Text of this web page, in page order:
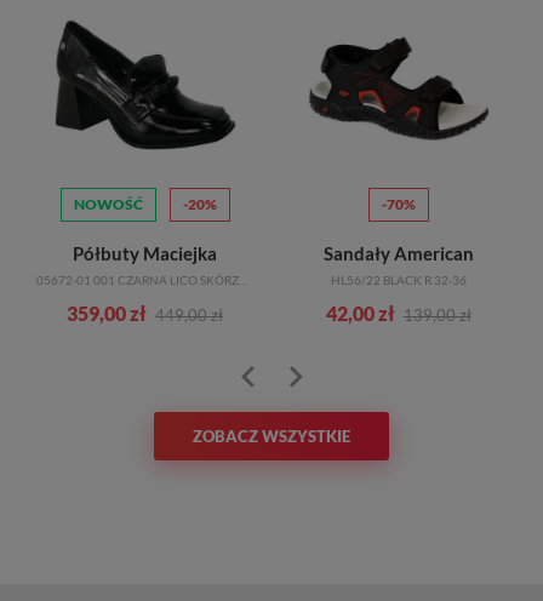
NOWOŚĆ -20%
Półbuty Maciejka
05672-01 001 CZARNA LICO SKÓRZANE
359,00 zł 449,00 zł
-70%
Sandały American
HL56/22 BLACK R.32-36
42,00 zł 139,00 zł
ZOBACZ WSZYSTKIE